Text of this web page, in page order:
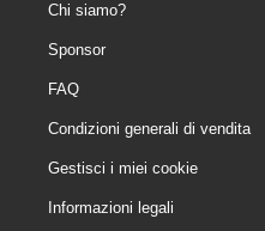
Chi siamo?
Sponsor
FAQ
Condizioni generali di vendita
Gestisci i miei cookie
Informazioni legali